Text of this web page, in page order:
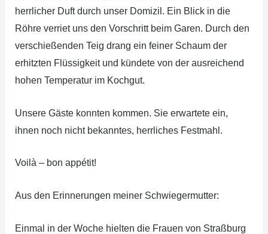
herrlicher Duft durch unser Domizil. Ein Blick in die
Röhre verriet uns den Vorschritt beim Garen. Durch den
verschießenden Teig drang ein feiner Schaum der
erhitzten Flüssigkeit und kündete von der ausreichend
hohen Temperatur im Kochgut.
Unsere Gäste konnten kommen. Sie erwartete ein,
ihnen noch nicht bekanntes, herrliches Festmahl.
Voilà – bon appétit!
Aus den Erinnerungen meiner Schwiegermutter:
Einmal in der Woche hielten die Frauen von Straßburg